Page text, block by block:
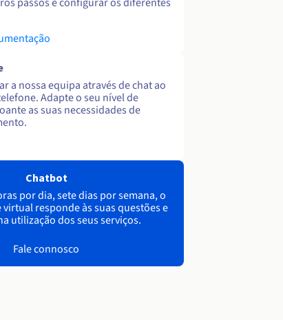
a nossa equipa através de chat ao
Adapte o seu nível de
as suas necessidades de
Chatbot
por dia, sete dias por semana, o
responde às suas questões e
utilização dos seus serviços.
Fale connosco